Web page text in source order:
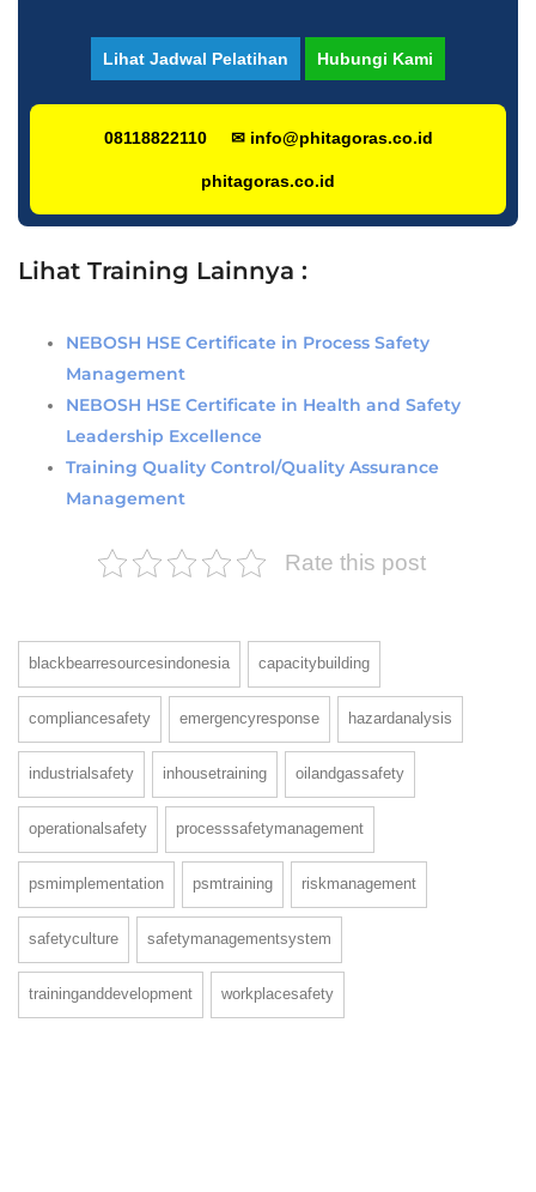
Lihat Jadwal Pelatihan Hubungi Kami
08118822110 ✉ info@phitagoras.co.id
phitagoras.co.id
Lihat Training Lainnya :
NEBOSH HSE Certificate in Process Safety
Management
NEBOSH HSE Certificate in Health and Safety
Leadership Excellence
Training Quality Control/Quality Assurance
Management
Rate this post
blackbearresourcesindonesia capacitybuilding
compliancesafety emergencyresponse hazardanalysis
industrialsafety inhousetraining oilandgassafety
operationalsafety processsafetymanagement
psmimplementation psmtraining riskmanagement
safetyculture safetymanagementsystem
traininganddevelopment workplacesafety